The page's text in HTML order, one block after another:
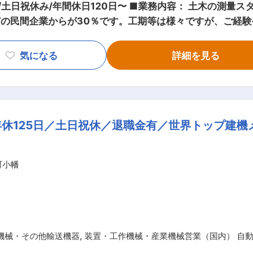
日祝休み/年間休日120日〜 ■業務内容： 土木の測量ス
民間企業からが30％です。工期等は様々ですが、ご経
、完全週休二日制で土日祝日休み、年間休日も多くワ
気になる 詳細を見る
休125日／土日祝休／退職金有／世界トップ建
小幡
械・その他輸送機器, 装置・工作機械・産業機械営業（国内） 自